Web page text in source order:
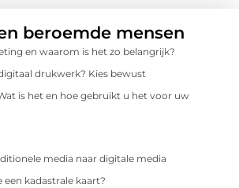
beroemde mensen
en waarom is het zo belangrijk?
drukwerk? Kies bewust
is het en hoe gebruikt u het voor uw
media naar digitale media
een kadastrale kaart?